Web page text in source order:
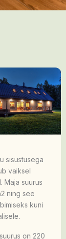
sisustusega
vaiksel
Maja suurus
ning see
kuni
on 220